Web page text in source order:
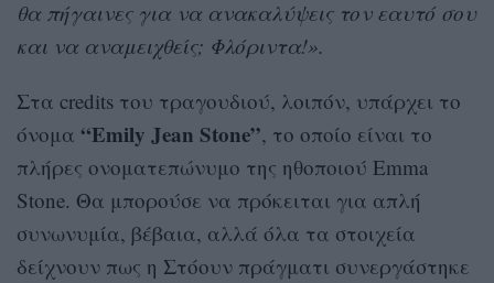
θα πήγαινες για να ανακαλύψεις τον εαυτό σου
και να αναμειχθείς; Φλόριντα!».
Στα credits του τραγουδιού, λοιπόν, υπάρχει το
όνομα “Emily Jean Stone”, το οποίο είναι το
πλήρες ονοματεπώνυμο της ηθοποιού Emma
Stone. Θα μπορούσε να πρόκειται για απλή
συνωνυμία, βέβαια, αλλά όλα τα στοιχεία
δείχνουν πως η Στόουν πράγματι συνεργάστηκε